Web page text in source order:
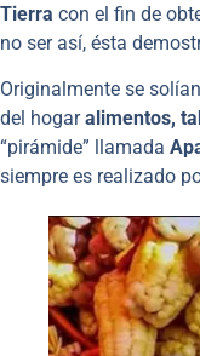
Tierra con el fin de
no ser así, ésta
Originalmente se solían
del hogaralimentos,
“pirámide” llamada
siempre es realizado